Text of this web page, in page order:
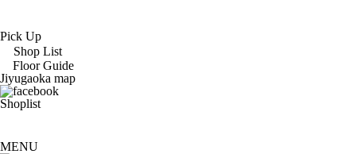
Pick Up
Shop List
Floor Guide
Jiyugaoka map
Shoplist
MENU